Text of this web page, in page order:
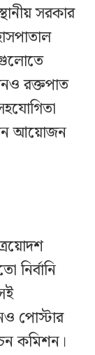
সরকার
রক্তপাত
আয়োজন
নির্বানি
পোস্টার
কমিশন।